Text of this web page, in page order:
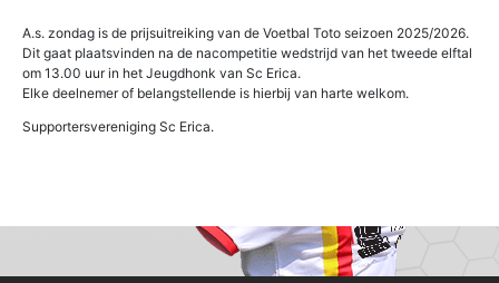
A.s. zondag is de prijsuitreiking van de Voetbal Toto seizoen 2025/2026.
Dit gaat plaatsvinden na de nacompetitie wedstrijd van het tweede elftal
om 13.00 uur in het Jeugdhonk van Sc Erica.
Elke deelnemer of belangstellende is hierbij van harte welkom.
Supportersvereniging Sc Erica.